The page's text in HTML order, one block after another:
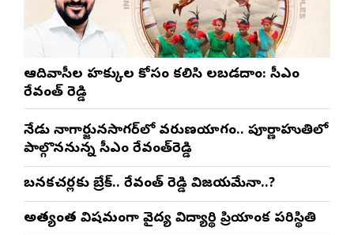
ఆదివాసీల హక్కుల కోసం కలిసి నిలబడదాం: సీఎం
రేవంత్ రెడ్డి
నేడు నాగార్జునసాగర్‌లో వరుణయాగం.. పూర్ణాహుతిలో
పాల్గొననున్న సీఎం రేవంత్‌రెడ్డి
బనకచర్లకు బ్రేక్.. రేవంత్ రెడ్డి విజయమేనా..?
అత్యంత విషమంగా వైద్య విద్యార్థిని ప్రియాంక పరిస్థితి